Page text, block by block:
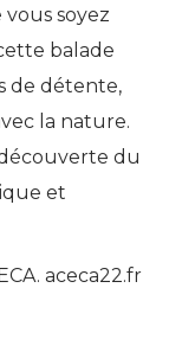
soyez
balade
de détente,
la nature.
du
et
aceca22.fr